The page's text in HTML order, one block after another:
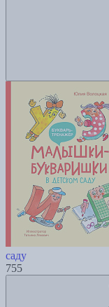
саду
755